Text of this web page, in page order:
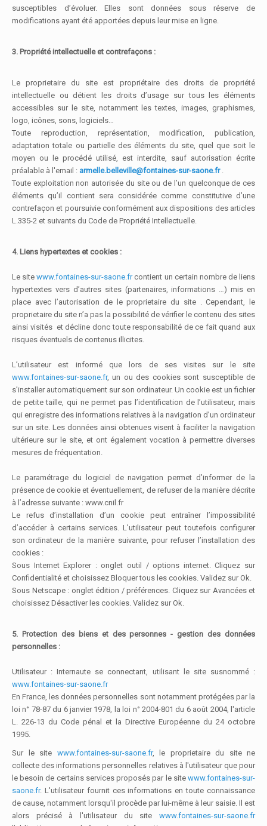
susceptibles d’évoluer. Elles sont données sous réserve de
modifications ayant été apportées depuis leur mise en ligne.
3. Propriété intellectuelle et contrefaçons :
Le proprietaire du site est propriétaire des droits de propriété
intellectuelle ou détient les droits d’usage sur tous les éléments
accessibles sur le site, notamment les textes, images, graphismes,
logo, icônes, sons, logiciels…
Toute reproduction, représentation, modification, publication,
adaptation totale ou partielle des éléments du site, quel que soit le
moyen ou le procédé utilisé, est interdite, sauf autorisation écrite
préalable à l'email : armelle.belleville@fontaines-sur-saone.fr.
Toute exploitation non autorisée du site ou de l’un quelconque de ces
éléments qu’il contient sera considérée comme constitutive d’une
contrefaçon et poursuivie conformément aux dispositions des articles
L.335-2 et suivants du Code de Propriété Intellectuelle.
4. Liens hypertextes et cookies :
Le sitewww.fontaines-sur-saone.frcontient un certain nombre de liens
hypertextes vers d’autres sites (partenaires, informations …) mis en
place avec l’autorisation de le proprietaire du site . Cependant, le
proprietaire du site n’a pas la possibilité de vérifier le contenu des sites
ainsi visités et décline donc toute responsabilité de ce fait quand aux
risques éventuels de contenus illicites.
L’utilisateur est informé que lors de ses visites sur le site
www.fontaines-sur-saone.fr, un ou des cookies sont susceptible de
s’installer automatiquement sur son ordinateur. Un cookie est un fichier
de petite taille, qui ne permet pas l’identification de l’utilisateur, mais
qui enregistre des informations relatives à la navigation d’un ordinateur
sur un site. Les données ainsi obtenues visent à faciliter la navigation
ultérieure sur le site, et ont également vocation à permettre diverses
mesures de fréquentation.
Le paramétrage du logiciel de navigation permet d’informer de la
présence de cookie et éventuellement, de refuser de la manière décrite
à l’adresse suivante : www.cnil.fr
Le refus d’installation d’un cookie peut entraîner l’impossibilité
d’accéder à certains services. L’utilisateur peut toutefois configurer
son ordinateur de la manière suivante, pour refuser l’installation des
cookies :
Sous Internet Explorer : onglet outil / options internet. Cliquez sur
Confidentialité et choisissez Bloquer tous les cookies. Validez sur Ok.
Sous Netscape : onglet édition / préférences. Cliquez sur Avancées et
choisissez Désactiver les cookies. Validez sur Ok.
5. Protection des biens et des personnes - gestion des données
personnelles :
Utilisateur : Internaute se connectant, utilisant le site susnommé :
www.fontaines-sur-saone.fr
En France, les données personnelles sont notamment protégées par la
loi n° 78-87 du 6 janvier 1978, la loi n° 2004-801 du 6 août 2004, l'article
L. 226-13 du Code pénal et la Directive Européenne du 24 octobre
1995.
Sur le site www.fontaines-sur-saone.fr, le proprietaire du site ne
collecte des informations personnelles relatives à l'utilisateur que pour
le besoin de certains services proposés par le site www.fontaines-sur-
saone.fr. L'utilisateur fournit ces informations en toute connaissance
de cause, notamment lorsqu'il procède par lui-même à leur saisie. Il est
alors précisé à l'utilisateur du site www.fontaines-sur-saone.fr